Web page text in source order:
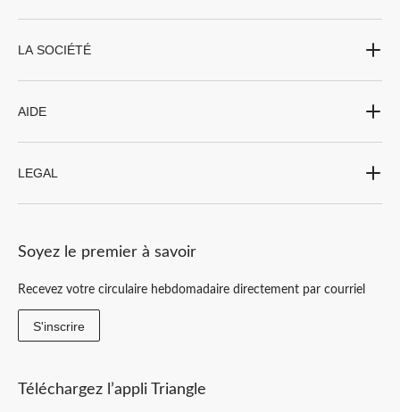
LA SOCIÉTÉ
AIDE
LEGAL
Soyez le premier à savoir
Recevez votre circulaire hebdomadaire directement par courriel
S'inscrire
Téléchargez l’appli Triangle